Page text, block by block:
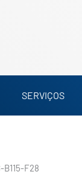
SERVIÇOS
B115-F28